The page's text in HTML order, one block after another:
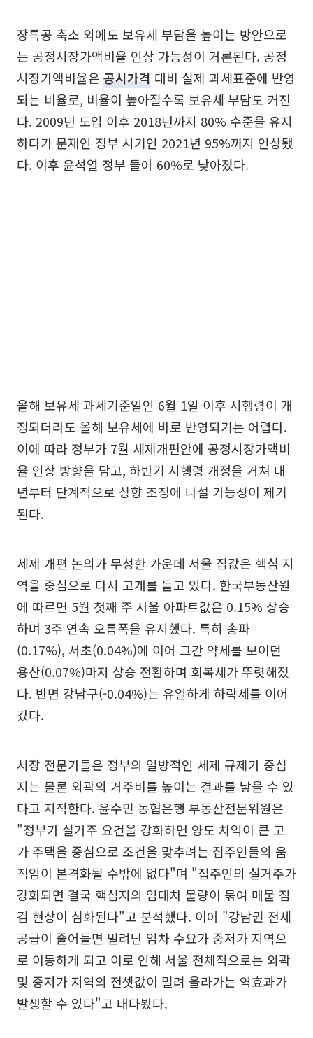
장특공 축소 외에도 보유세 부담을 높이는 방안으로
는 공정시장가액비율 인상 가능성이 거론된다. 공정
시장가액비율은 공시가격 대비 실제 과세표준에 반영
되는 비율로, 비율이 높아질수록 보유세 부담도 커진
다. 2009년 도입 이후 2018년까지 80% 수준을 유지
하다가 문재인 정부 시기인 2021년 95%까지 인상됐
다. 이후 윤석열 정부 들어 60%로 낮아졌다.
올해 보유세 과세기준일인 6월 1일 이후 시행령이 개
정되더라도 올해 보유세에 바로 반영되기는 어렵다.
이에 따라 정부가 7월 세제개편안에 공정시장가액비
율 인상 방향을 담고, 하반기 시행령 개정을 거쳐 내
년부터 단계적으로 상향 조정에 나설 가능성이 제기
된다.
세제 개편 논의가 무성한 가운데 서울 집값은 핵심 지
역을 중심으로 다시 고개를 들고 있다. 한국부동산원
에 따르면 5월 첫째 주 서울 아파트값은 0.15% 상승
하며 3주 연속 오름폭을 유지했다. 특히 송파
(0.17%), 서초(0.04%)에 이어 그간 약세를 보이던
용산(0.07%)마저 상승 전환하며 회복세가 뚜렷해졌
다. 반면 강남구(-0.04%)는 유일하게 하락세를 이어
갔다.
시장 전문가들은 정부의 일방적인 세제 규제가 중심
지는 물론 외곽의 거주비를 높이는 결과를 낳을 수 있
다고 지적한다. 윤수민 농협은행 부동산전문위원은
"정부가 실거주 요건을 강화하면 양도 차익이 큰 고
가 주택을 중심으로 조건을 맞추려는 집주인들의 움
직임이 본격화될 수밖에 없다"며 "집주인의 실거주가
강화되면 결국 핵심지의 임대차 물량이 묶여 매물 잠
김 현상이 심화된다"고 분석했다. 이어 "강남권 전세
공급이 줄어들면 밀려난 임차 수요가 중저가 지역으
로 이동하게 되고 이로 인해 서울 전체적으로는 외곽
및 중저가 지역의 전셋값이 밀려 올라가는 역효과가
발생할 수 있다"고 내다봤다.